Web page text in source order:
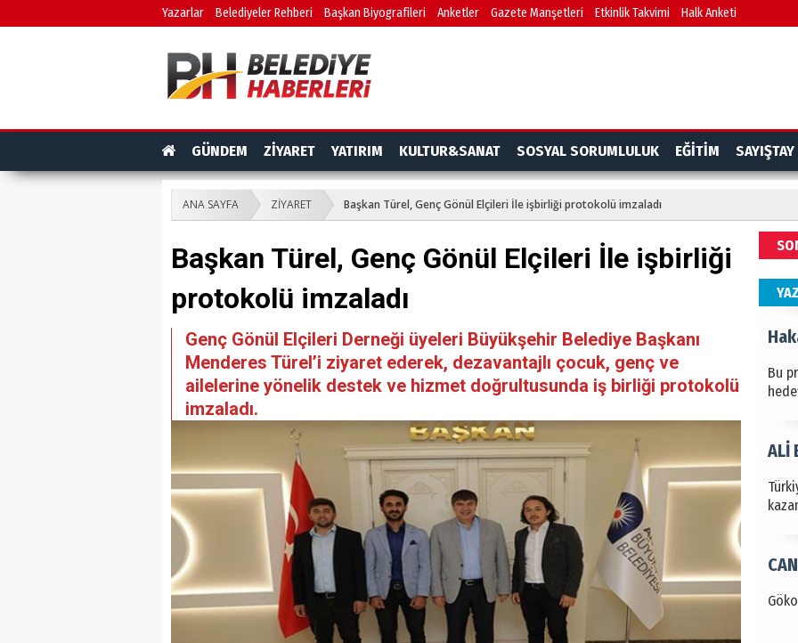
Yazarlar Belediyeler Rehberi Başkan Biyografileri Anketler Gazete Manşetleri Etkinlik Takvimi Halk Anketi
GÜNDEM ZİYARET YATIRIM KULTUR&SANAT SOSYAL SORUMLULUK EĞİTİM SAYIŞTAY
ANA SAYFA ZİYARET Başkan Türel, Genç Gönül Elçileri İle işbirliği protokolü imzaladı
Başkan Türel, Genç Gönül Elçileri İle işbirliği
protokolü imzaladı
Genç Gönül Elçileri Derneği üyeleri Büyükşehir Belediye Başkanı
Menderes Türel’i ziyaret ederek, dezavantajlı çocuk, genç ve
ailelerine yönelik destek ve hizmet doğrultusunda iş birliği protokolü
imzaladı.
Bu
ALİ